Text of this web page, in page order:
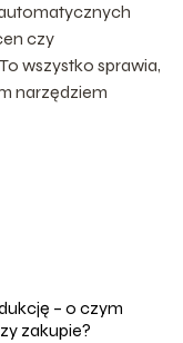
czy
wszystko sprawia,
narzędziem
– o czym
zakupie?